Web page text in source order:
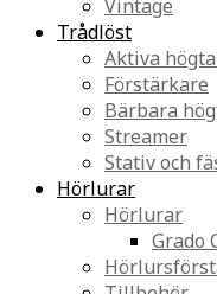
Vintage
Trådlöst
Aktiva
Förstärkare
Bärbara
Streamer
Stativ och
Hörlurar
Hörlurar
Grado